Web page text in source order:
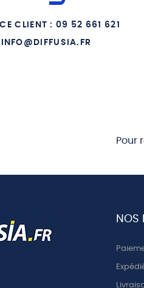
14 -
CLIENT : 09 52 661 621
INFO@DIFFUSIA.FR
Pour
NOS